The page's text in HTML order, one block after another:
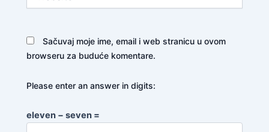
Sačuvaj moje ime, email i web stranicu u ovom
browseru za buduće komentare.
Please enter an answer in digits:
eleven − seven =